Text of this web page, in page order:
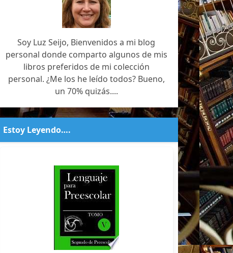
Soy Luz Seijo, Bienvenidos a mi blog
personal donde comparto algunos de mis
libros preferidos de mi colección
personal. ¿Me los he leído todos? Bueno,
un 70% quizás....
Estoy Leyendo….